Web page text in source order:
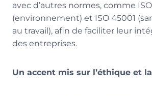
avec d’autres normes, comme ISO
(environnement) et ISO 45001
au travail), afin de faciliter leur
des entreprises.
Un accent mis sur l’éthique et